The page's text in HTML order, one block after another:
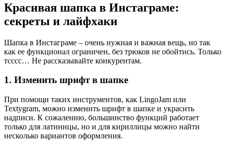
Красивая шапка в Инстаграме:
секреты и лайфхаки
Шапка в Инстаграме – очень нужная и важная вещь, но так
как ее функционал ограничен, без трюков не обойтись. Только
тсссс… Не рассказывайте конкурентам.
1. Изменить шрифт в шапке
При помощи таких инструментов, как LingoJam или
Textygram, можно изменить шрифт в шапке и украсить
надписи. К сожалению, большинство функций работает
только для латиницы, но и для кириллицы можно найти
несколько вариантов оформления.